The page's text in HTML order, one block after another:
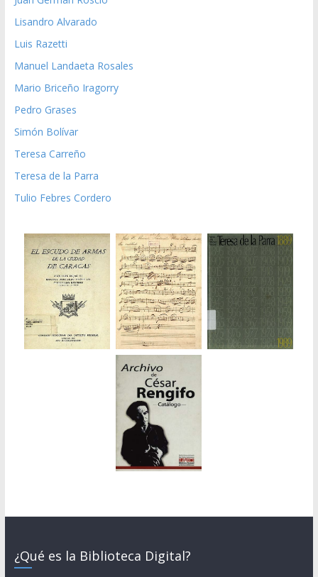
Lisandro Alvarado
Luis Razetti
Manuel Landaeta Rosales
Mario Briceño Iragorry
Pedro Grases
Simón Bolívar
Teresa Carreño
Teresa de la Parra
Tulio Febres Cordero
¿Qué es la Biblioteca Digital?